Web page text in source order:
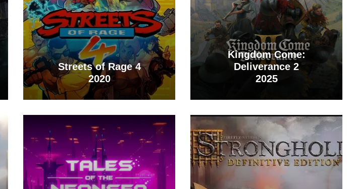
Streets of Rage 4
2020
Kingdom Come:
Deliverance 2
2025